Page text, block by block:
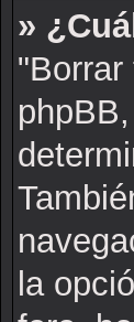
»
la